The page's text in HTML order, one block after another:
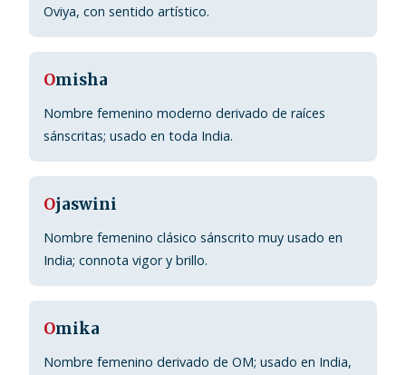
Oviya, con sentido artístico.
Omisha
Nombre femenino moderno derivado de raíces
sánscritas; usado en toda India.
Ojaswini
Nombre femenino clásico sánscrito muy usado en
India; connota vigor y brillo.
Omika
Nombre femenino derivado de OM; usado en India,